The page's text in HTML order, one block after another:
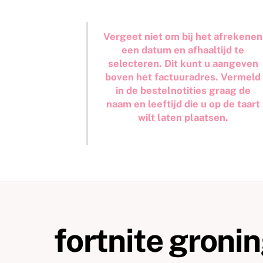
Vergeet niet om bij het afrekenen
een datum en afhaaltijd te
selecteren. Dit kunt u aangeven
boven het factuuradres. Vermeld
in de bestelnotities graag de
naam en leeftijd die u op de taart
wilt laten plaatsen.
fortnite